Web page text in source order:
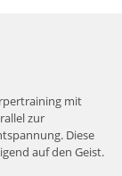
mit
zur
Diese
auf den Geist.